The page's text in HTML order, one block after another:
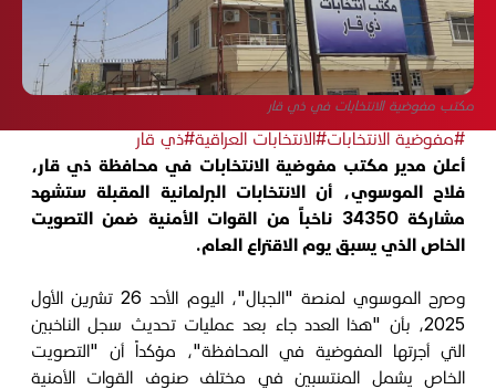
مكتب مفوضية الانتخابات في ذي قار
#مفوضية الانتخابات#الانتخابات العراقية#ذي قار
أعلن مدير مكتب مفوضية الانتخابات في محافظة ذي قار،
فلاح الموسوي، أن الانتخابات البرلمانية المقبلة ستشهد
مشاركة 34350 ناخباً من القوات الأمنية ضمن التصويت
الخاص الذي يسبق يوم الاقتراع العام.
وصرح الموسوي لمنصة "الجبال"، اليوم الأحد 26 تشرين الأول
2025، بأن "هذا العدد جاء بعد عمليات تحديث سجل الناخبين
التي أجرتها المفوضية في المحافظة"، مؤكداً أن "التصويت
الخاص يشمل المنتسبين في مختلف صنوف القوات الأمنية